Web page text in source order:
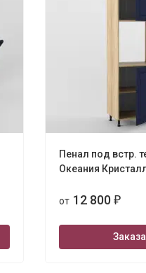
Пенал под встр.
Океания
от 12 800 ₽